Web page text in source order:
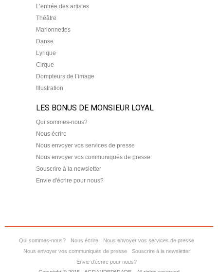
L’entrée des artistes
Théâtre
Marionnettes
Danse
Lyrique
Cirque
Dompteurs de l’image
Illustration
LES BONUS DE MONSIEUR LOYAL
Qui sommes-nous?
Nous écrire
Nous envoyer vos services de presse
Nous envoyer vos communiqués de presse
Souscrire à la newsletter
Envie d'écrire pour nous?
Qui sommes-nous? Nous écrire
Nous envoyer vos services de presse
Nous envoyer vos communiqués de presse
Souscrire à la newsletter
Envie d'écrire pour nous?